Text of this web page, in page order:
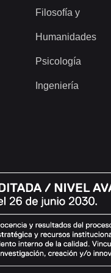
Filosofía y
Humanidades
Psicología
Ingeniería